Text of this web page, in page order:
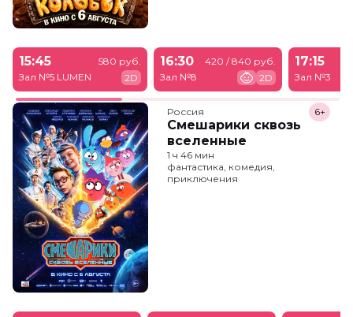
15:45
Зал №5 LUMEN
580 руб.
2D
16:30
Зал №8
420 / 840 руб.
2D
17:15
Зал №3
Россия
Смешарики сквозь
вселенные
6+
1 ч 46 мин
фантастика, комедия,
приключения